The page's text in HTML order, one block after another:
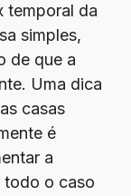
temporal da
simples,
de que a
Uma dica
casas
é
a
todo o caso